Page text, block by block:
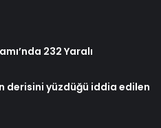
232 Yaralı
derisini yüzdüğü iddia edilen